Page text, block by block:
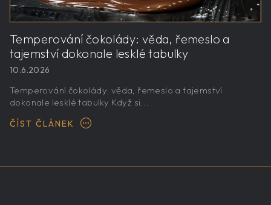
Temperování čokolády: věda, řemeslo a
tajemství dokonale lesklé tabulky
10.6.2026
Temperování čokolády: věda, řemeslo a tajemství
dokonale lesklé tabulky Když si...
ČÍST ČLÁNEK